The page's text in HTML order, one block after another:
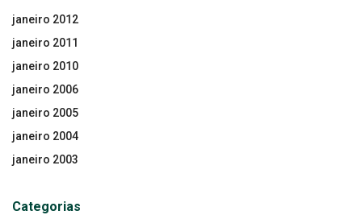
janeiro 2012
janeiro 2011
janeiro 2010
janeiro 2006
janeiro 2005
janeiro 2004
janeiro 2003
Categorias